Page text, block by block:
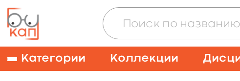
Категории Коллекции